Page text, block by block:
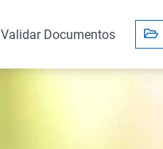
Validar Documentos